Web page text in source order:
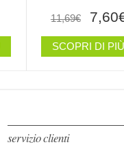
11,69€
SCOPRI DI PIÙ
servizio clienti